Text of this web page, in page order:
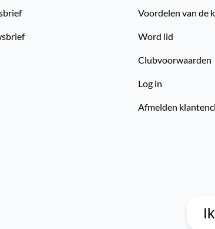
Voordelen van de
Word lid
Clubvoorwaarden
Log in
Afmelden